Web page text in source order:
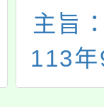
主旨
113
至11